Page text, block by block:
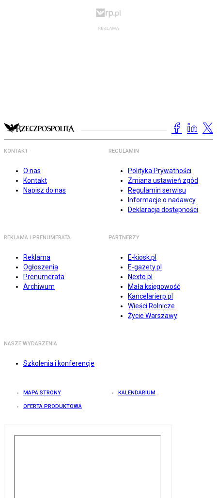
KONTAKT
O nas
Kontakt
Napisz do nas
REGULAMIN
Polityka Prywatności
Zmiana ustawień zgód
Regulamin serwisu
Informacje o nadawcy
Deklaracja dostępności
REKLAMA I PRENUMERATA
Reklama
Ogłoszenia
Prenumerata
Archiwum
PARTNERZY
E-kiosk.pl
E-gazety.pl
Nexto.pl
Mała księgowość
Kancelarierp.pl
Wieści Rolnicze
Życie Warszawy
NASZE WYDARZENIA
Szkolenia i konferencje
MAPA STRONY KALENDARIUM
OFERTA PRODUKTOWA